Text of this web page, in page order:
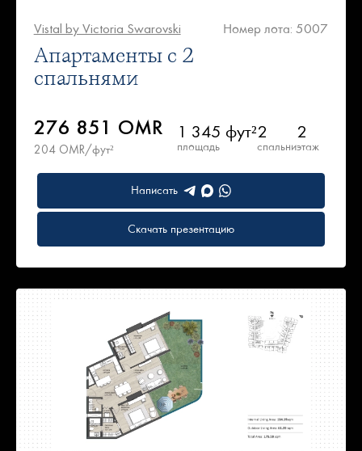
Vistal by Victoria Swarovski Номер лота: 5007
Апартаменты с 2
спальнями
276 851 OMR
204 OMR/фут²
1 345 фут²
площадь
2
спальни
2
этаж
Написать
Скачать презентацию